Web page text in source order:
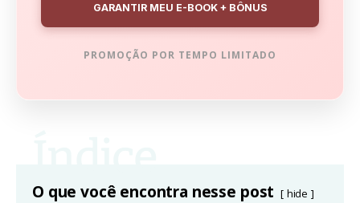
GARANTIR MEU E-BOOK + BÔNUS
PROMOÇÃO POR TEMPO LIMITADO
O que você encontra nesse post hide